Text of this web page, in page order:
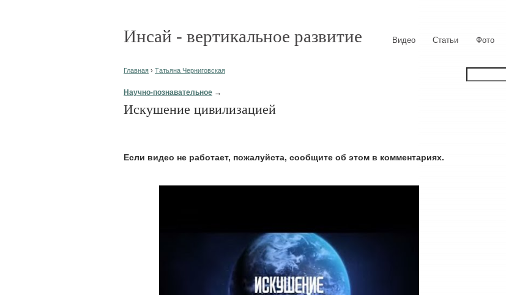
Инсай - вертикальное развитие Видео Статьи Фото
Главная › Татьяна Черниговская
Научно-познавательное →
Искушение цивилизацией
Eсли видео не работает, пожалуйста, сообщите об этом в комментариях.